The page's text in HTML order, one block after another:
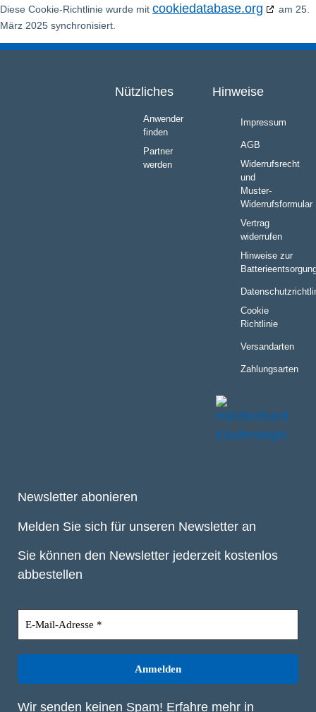
Diese Cookie-Richtlinie wurde mit cookiedatabase.org
am 25.
März 2025 synchronisiert.
Nützliches
Anwender
finden
Partner
werden
Hinweise
Impressum
AGB
Widerrufsrecht
und
Muster-
Widerrufsformular
Vertrag
widerrufen
Hinweise zur
Cookie
Richtlinie
Versandarten
Zahlungsarten
Newsletter abonieren
Melden Sie sich für unseren Newsletter an
Sie können den Newsletter jederzeit kostenlos
abbestellen
Wir senden keinen Spam! Erfahre mehr in